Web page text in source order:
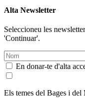
Alta Newsletter
Seleccioneu les
'Continuar'.
En donar-te d'alta
Els temes del Bages i del